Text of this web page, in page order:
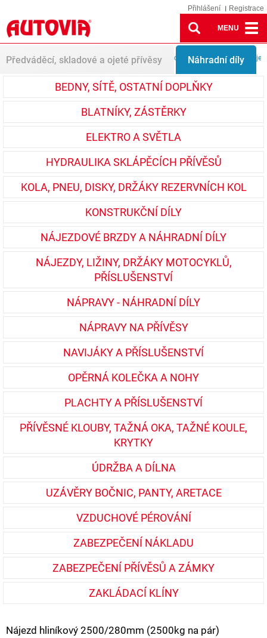
Přihlášení Registrace
MENU
Náhradní díly Nájezdy, ližiny, držáky motocyklů, příslušenství
Předváděcí, skladové a ojeté přívěsy Náhradní díly
BEDNY, SÍTĚ, OSTATNÍ DOPLŇKY
BLATNÍKY, ZÁSTĚRKY
ELEKTRO A SVĚTLA
HYDRAULIKA SKLÁPĚCÍCH PŘÍVĚSŮ
KOLA, PNEU, DISKY, DRŽÁKY REZERVNÍCH KOL
KONSTRUKČNÍ DÍLY
NÁJEZDOVÉ BRZDY A NÁHRADNÍ DÍLY
NÁJEZDY, LIŽINY, DRŽÁKY MOTOCYKLŮ,
PŘÍSLUŠENSTVÍ
NÁPRAVY - NÁHRADNÍ DÍLY
NÁPRAVY NA PŘÍVĚSY
NAVIJÁKY A PŘÍSLUŠENSTVÍ
OPĚRNÁ KOLEČKA A NOHY
PLACHTY A PŘÍSLUŠENSTVÍ
PŘÍVĚSNÉ KLOUBY, TAŽNÁ OKA, TAŽNÉ KOULE,
KRYTKY
ÚDRŽBA A DÍLNA
UZÁVĚRY BOČNIC, PANTY, ARETACE
VZDUCHOVÉ PÉROVÁNÍ
ZABEZPEČENÍ NÁKLADU
ZABEZPEČENÍ PŘÍVĚSŮ A ZÁMKY
ZAKLÁDACÍ KLÍNY
Nájezd hliníkový 2500/280mm (2500kg na pár)